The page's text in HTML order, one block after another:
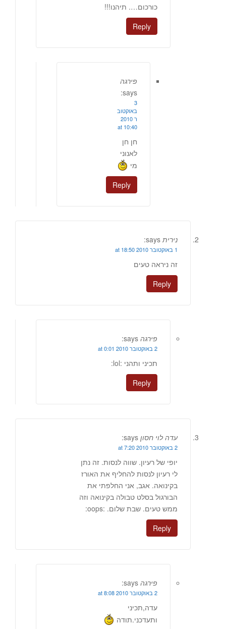
כורכום…. תיהנו!!!
Reply
פירגה
says:
3
באוקטוב
ר 2010
at 10:40
חן חן
לאנוני
מי
Reply
נירית says:
1 באוקטובר 2010 at 18:50
זה ניראה טעים
Reply
פירגה says:
2 באוקטובר 2010 at 0:01
תכיני ותהני :lol:
Reply
עדה לוי חסון says:
2 באוקטובר 2010 at 7:20
יופי של רעיון. שווה לנסות. זה נתן
לי רעיון לנסות להחליף את האורז
בקינואה. אגב, אני החלפתי את
הבורגול בסלט טבולה בקינואה וזה
ממש טעים. שבת שלום. :oops:
Reply
פירגה says:
2 באוקטובר 2010 at 8:08
עדה,תכיני
ותעדכני.תודה